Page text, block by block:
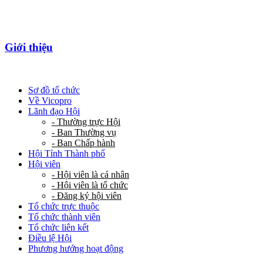
Giới thiệu
Sơ đồ tổ chức
Về Vicopro
Lãnh đạo Hội
- Thường trực Hội
- Ban Thường vụ
- Ban Chấp hành
Hội Tỉnh Thành phố
Hội viên
- Hội viên là cá nhân
- Hội viên là tổ chức
- Đăng ký hội viên
Tổ chức trực thuộc
Tổ chức thành viên
Tổ chức liên kết
Điều lệ Hội
Phương hướng hoạt động